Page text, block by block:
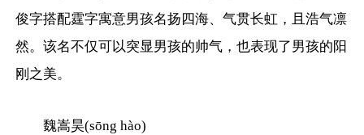
俊字搭配霆字寓意男孩名扬四海、气贯长虹，且浩气凛
然。该名不仅可以突显男孩的帅气，也表现了男孩的阳
刚之美。
魏嵩昊(sōng hào)